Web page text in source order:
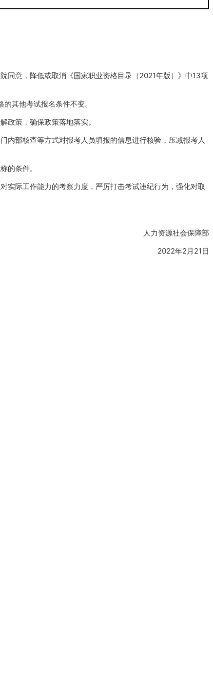
同意，降低或取消《国家职业资格目录（2021年版）》中13项
其他考试报名条件不变。
政策，确保政策落地落实。
内部核查等方式对报考人员填报的信息进行核验，压减报考人
的条件。
实际工作能力的考察力度，严厉打击考试违纪行为，强化对取
人力资源社会保障部
2022年2月21日